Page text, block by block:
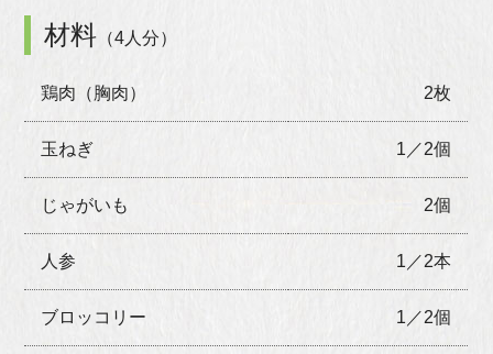
材料 （4人分）
鶏肉（胸肉） 2枚
玉ねぎ 1／2個
じゃがいも 2個
人参 1／2本
ブロッコリー 1／2個